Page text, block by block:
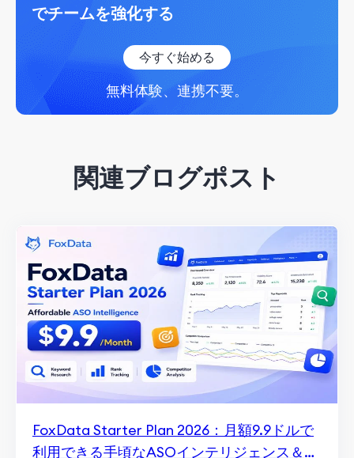
でチームを強化する
今すぐ始める
無料体験、連携不要。
関連ブログポスト
FoxData Starter Plan 2026：月額9.9ドルで
利用できる手頃なASOインテリジェンス＆キ